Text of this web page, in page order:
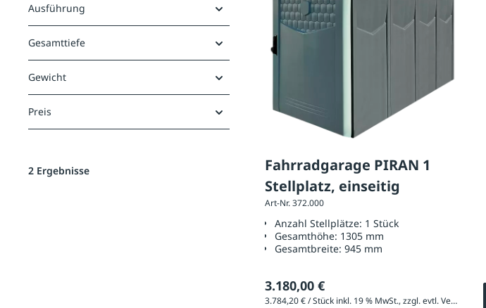
Ausführung
Gesamttiefe
Gewicht
Preis
2 Ergebnisse
Fahrradgarage PIRAN 1
Stellplatz, einseitig
Art-Nr. 372.000
Anzahl Stellplätze: 1 Stück
Gesamthöhe: 1305 mm
Gesamtbreite: 945 mm
3.180,00 €
3.784,20 € / Stück inkl. 19 % MwSt., zzgl. evtl. Versandkosten